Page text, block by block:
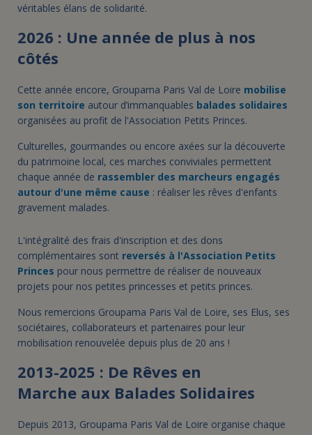
véritables élans de solidarité.
2026 : Une année de plus à nos
côtés
Cette année encore, Groupama Paris Val de Loire mobilise
son territoire autour d’immanquables balades solidaires
organisées au profit de l'Association Petits Princes.
Culturelles, gourmandes ou encore axées sur la découverte
du patrimoine local, ces marches conviviales permettent
chaque année de rassembler des marcheurs engagés
autour d'une même cause : réaliser les rêves d'enfants
gravement malades.
L'intégralité des frais d'inscription et des dons
complémentaires sont reversés à l'Association Petits
Princes pour nous permettre de réaliser de nouveaux
projets pour nos petites princesses et petits princes.
Nous remercions Groupama Paris Val de Loire, ses Elus, ses
sociétaires, collaborateurs et partenaires pour leur
mobilisation renouvelée depuis plus de 20 ans !
2013-2025 : De Rêves en
Marche aux Balades Solidaires
Depuis 2013, Groupama Paris Val de Loire organise chaque